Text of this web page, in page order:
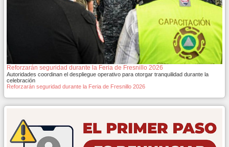
Reforzarán seguridad durante la Feria de Fresnillo 2026
Autoridades coordinan el despliegue operativo para otorgar tranquilidad durante la
celebración
Reforzarán seguridad durante la Feria de Fresnillo 2026